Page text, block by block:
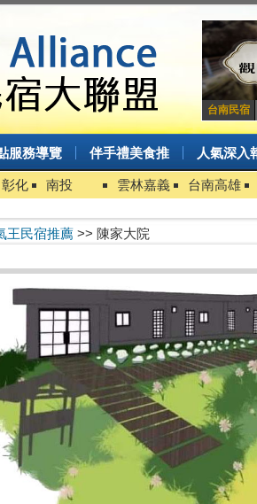
台南民宿
服務導覽 伴手禮美食推 人氣深入
化 南投 雲林嘉義 台南高雄
王民宿推薦>> 陳家大院